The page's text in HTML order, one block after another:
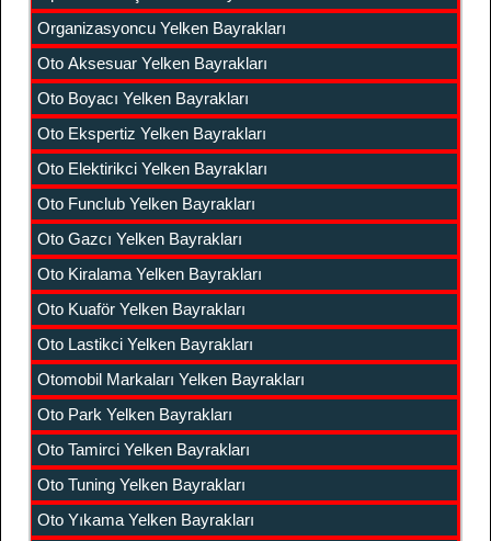
Organizasyoncu Yelken Bayrakları
Oto Aksesuar Yelken Bayrakları
Oto Boyacı Yelken Bayrakları
Oto Ekspertiz Yelken Bayrakları
Oto Elektirikci Yelken Bayrakları
Oto Funclub Yelken Bayrakları
Oto Gazcı Yelken Bayrakları
Oto Kiralama Yelken Bayrakları
Oto Kuaför Yelken Bayrakları
Oto Lastikci Yelken Bayrakları
Otomobil Markaları Yelken Bayrakları
Oto Park Yelken Bayrakları
Oto Tamirci Yelken Bayrakları
Oto Tuning Yelken Bayrakları
Oto Yıkama Yelken Bayrakları